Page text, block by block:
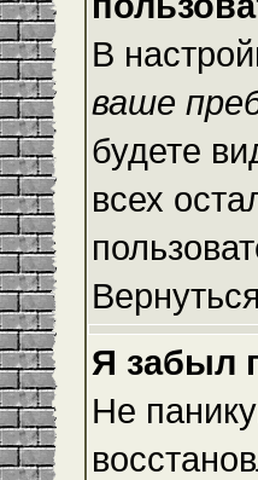
В
ваше
будете
всех
Я забыл
Не